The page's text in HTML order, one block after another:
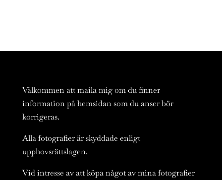
Välkommen att maila mig om du finner
information på hemsidan som du anser bör
korrigeras.
Alla fotografier är skyddade enligt
upphovsrättslagen.
Vid intresse av att köpa något av mina fotografier